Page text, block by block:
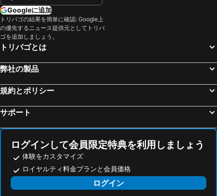
Hyatt Centric Melbourne
Courtyard by Marriott Melbourne Flagstaff Gardens
メルボルン・マリオット・ホテル
クラウン プロムナード メルボルン
Together Co-Living
Alto Hotel on Bourke, an Ascend Collection Hotel
Hotel Indigo Melbourne On Flinders By Ihg
ラディソン オン フラッグスタッフ ガーデンズ メルボルン
Seasons Heritage Melbourne
Pullman Melbourne Albert Park
The Royce
United Places Hotel Botanic Gardens
Clarion Apartments South Melbourne
Hyatt House South Melbourne
アート シリーズ - ザ カレン
ミドル パーク ホテル
Coppersmith Hotel
Ovolo South Yarra
Melbourne Convention and Exhibition Centre
Etihad Stadium
Bundoora
Luna Park
Kew
QV Melbourne
Parkville
Great Ocean Road
RMIT University - Royal Melbourne Institute of Technology
Melbourne Zoo
Brunswick West
Surrey Hills
South Melbourne
Eureka Skydeck 88
Balaclava
Emporium Melbourne
State Library of Victoria
Collingwood
Googleに追加
トリバゴの結果を簡単に確認: Google上
の優先するニュース提供元としてトリバ
ゴを追加しましょう。
トリバゴとは
弊社の製品
規約とポリシー
サポート
ログインして会員限定特典を利用しましょう
体験をカスタマイズ
ロイヤルティ料金プランと会員価格
ログイン